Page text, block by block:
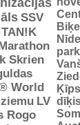
SSV
TAN!K
Skrien
World
LV
Rogo